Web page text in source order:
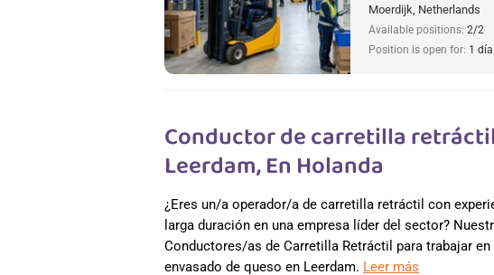
Moerdijk, Netherlands
Available positions: 2/2
Position is open for: 1 día
Conductor de carretilla
Leerdam, En Holanda
¿Eres un/a operador/a de carretilla retráctil con
larga duración en una empresa líder del sector?
Conductores/as de Carretilla Retráctil para trabajar
envasado de queso en Leerdam. Leer más